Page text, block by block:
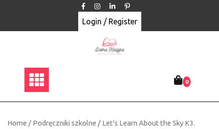
Login / Register
0
Home / Podręczniki szkolne / Let’s Learn About the Sky K3.